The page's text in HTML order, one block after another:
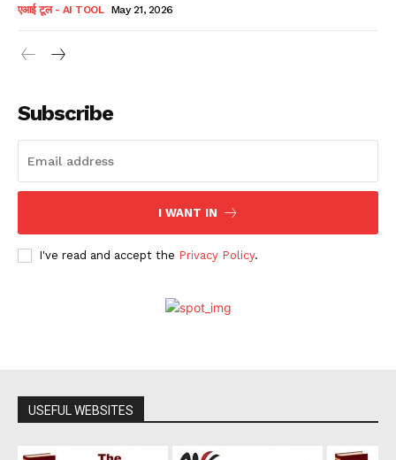
एआई टूल - AI TOOL May 21, 2026
Subscribe
I WANT IN
I've read and accept the Privacy Policy.
USEFUL WEBSITES